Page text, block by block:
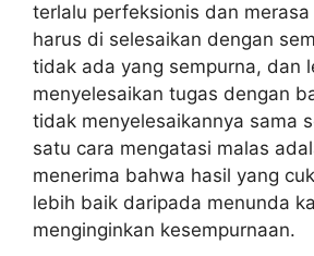
terlalu perfeksionis dan
harus di selesaikan dengan
tidak ada yang sempurna, dan
menyelesaikan tugas dengan
tidak menyelesaikannya sama
satu cara mengatasi malas
menerima bahwa hasil yang
lebih baik daripada menunda
menginginkan kesempurnaan.